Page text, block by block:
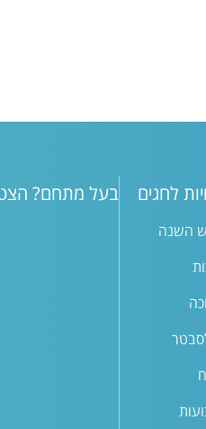
לחגים
השנה
בעל מתחם?